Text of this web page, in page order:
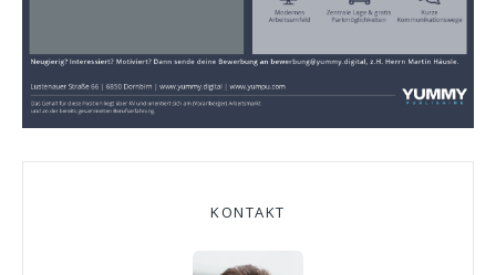
KONTAKT